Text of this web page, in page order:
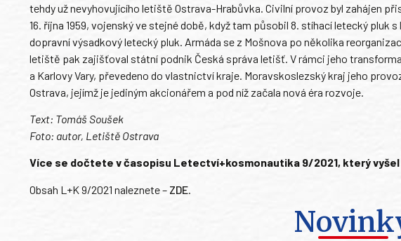
tehdy už nevyhovujícího letiště Ostrava-Hrabůvka. Civilní provoz byl zahájen
16. října 1959, vojenský ve stejné době, když tam působil 8. stíhací letecký pluk s
dopravní výsadkový letecký pluk. Armáda se z Mošnova po několika
letiště pak zajišťoval státní podnik Česká správa letišť. V rámci jeho
a Karlovy Vary, převedeno do vlastnictví kraje. Moravskoslezský kraj jeho
Ostrava, jejímž je jediným akcionářem a pod níž začala nová éra rozvoje.
Text: Tomáš Soušek
Foto: autor, Letiště Ostrava
Více se dočtete v časopisu Letectví+kosmonautika 9/2021, který vyšel
Obsah L+K 9/2021 naleznete – ZDE